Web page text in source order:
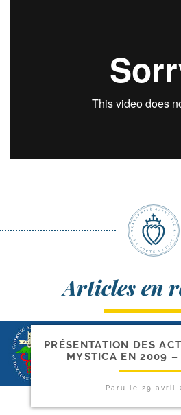
Articles en
PRÉSENTATION DES
MYSTICA EN 2009 –
Paru le29 avril